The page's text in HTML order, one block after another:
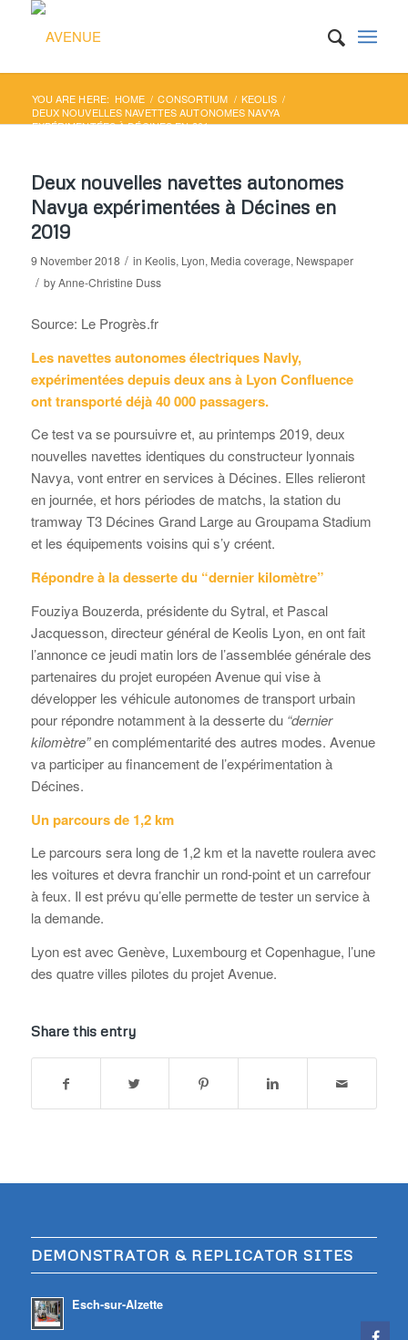
YOU ARE HERE: HOME / CONSORTIUM / KEOLIS /
DEUX NOUVELLES NAVETTES AUTONOMES NAVYA
EXPÉRIMENTÉES À DÉCINES EN 201...
Deux nouvelles navettes autonomes
Navya expérimentées à Décines en
2019
9 November 2018 / in Keolis, Lyon, Media coverage, Newspaper
/ byAnne-Christine Duss
Source: Le Progrès.fr
Les navettes autonomes électriques Navly,
expérimentées depuis deux ans à Lyon Confluence
ont transporté déjà 40 000 passagers.
Ce test va se poursuivre et, au printemps 2019, deux
nouvelles navettes identiques du constructeur lyonnais
Navya, vont entrer en services à Décines. Elles relieront
en journée, et hors périodes de matchs, la station du
tramway T3 Décines Grand Large au Groupama Stadium
et les équipements voisins qui s’y créent.
Répondre à la desserte du “dernier kilomètre”
Fouziya Bouzerda, présidente du Sytral, et Pascal
Jacquesson, directeur général de Keolis Lyon, en ont fait
l’annonce ce jeudi matin lors de l’assemblée générale des
partenaires du projet européen Avenue qui vise à
développer les véhicule autonomes de transport urbain
pour répondre notamment à la desserte du “dernier
kilomètre”en complémentarité des autres modes. Avenue
va participer au financement de l’expérimentation à
Décines.
Un parcours de 1,2 km
Le parcours sera long de 1,2 km et la navette roulera avec
les voitures et devra franchir un rond-point et un carrefour
à feux. Il est prévu qu’elle permette de tester un service à
la demande.
Lyon est avec Genève, Luxembourg et Copenhague, l’une
des quatre villes pilotes du projet Avenue.
Share this entry
DEMONSTRATOR & REPLICATOR SITES
Esch-sur-Alzette